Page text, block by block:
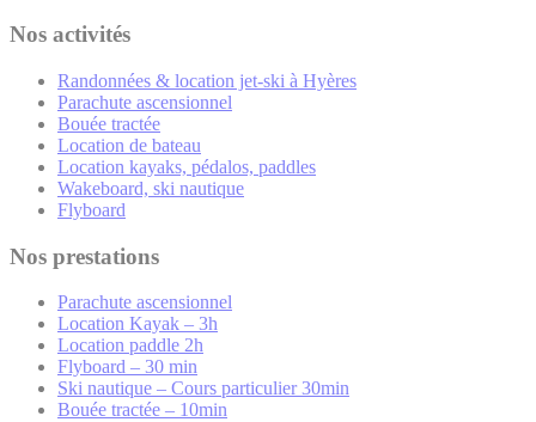
Nos activités
Randonnées & location jet-ski à Hyères
Parachute ascensionnel
Bouée tractée
Location de bateau
Location kayaks, pédalos, paddles
Wakeboard, ski nautique
Flyboard
Nos prestations
Parachute ascensionnel
Location Kayak – 3h
Location paddle 2h
Flyboard – 30 min
Ski nautique – Cours particulier 30min
Bouée tractée – 10min